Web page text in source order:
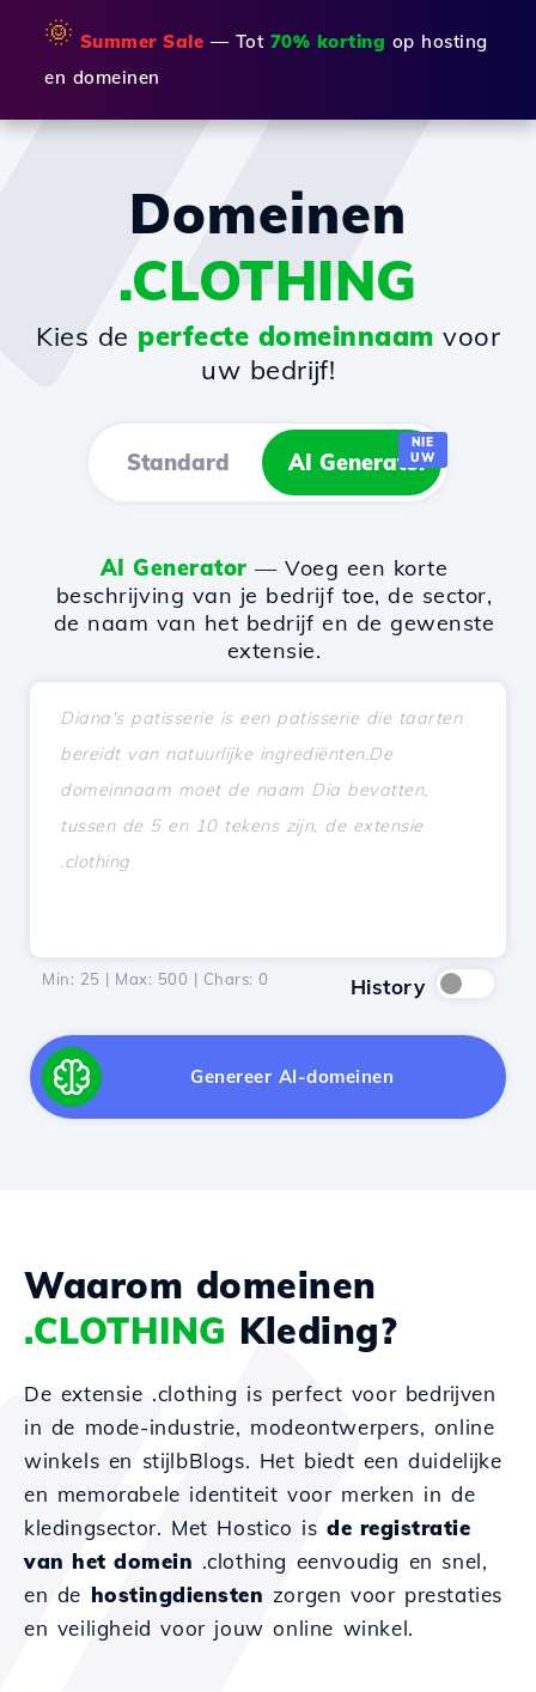
🌞 Summer Sale — Tot 70% korting op hosting
en domeinen
Domeinen
.CLOTHING
Kies de perfecte domeinnaam voor
uw bedrijf!
Standard AI Generator
NIE
UW
AI Generator — Voeg een korte
beschrijving van je bedrijf toe, de sector,
de naam van het bedrijf en de gewenste
extensie.
Min: 25 | Max: 500 | Chars: 0 History
Genereer AI-domeinen
Waarom domeinen
.CLOTHING Kleding?
De extensie .clothing is perfect voor bedrijven
in de mode-industrie, modeontwerpers, online
winkels en stijlbBlogs. Het biedt een duidelijke
en memorabele identiteit voor merken in de
kledingsector. Met Hostico isde registratie
van het domein .clothing eenvoudig en snel,
en de hostingdiensten zorgen voor prestaties
en veiligheid voor jouw online winkel.